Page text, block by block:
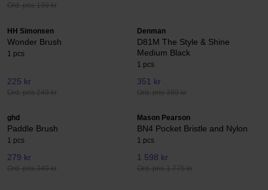
Ord. pris 199 kr
HH Simonsen
Wonder Brush
1 pcs
225 kr
Ord. pris 249 kr
Denman
D81M The Style & Shine
Medium Black
1 pcs
351 kr
Ord. pris 389 kr
ghd
Paddle Brush
1 pcs
279 kr
Ord. pris 349 kr
Mason Pearson
BN4 Pocket Bristle and Nylon
1 pcs
1 598 kr
Ord. pris 1 775 kr